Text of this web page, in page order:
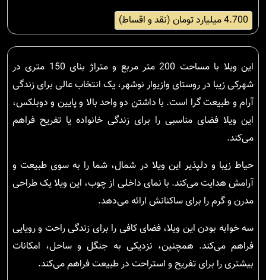
4.700 میلیارد تومان (نقد و اقساط)
این ویلا با مساحت 200 متر مربع و متراژ بنای 150 متری در
شهرکی زیبا در روستای وازیوار نوشهر، یک انتخاب عالی برای زندگی
آرام و طبیعت گرا است. با داشتن دو واحد بالا و پایین و دوبلکس،
این ویلا فضای مناسبی را برای زندگی خانواده یا تفریح فراهم
می‌کند.
حیاط زیبا و دلپذیر این ویلا در شمال، شما را به سوی طبیعت و
آرامش هدایت می‌کند. با نمای داخلی از چوب، این ویلا یک طراحی
مدرن و گرم را برای ساکنانش ارائه می‌دهد.
سه خوابه بودن این ویلا، فضای کافی را برای زندگی راحت و رویایی
فراهم می‌کند. همچنین، نزدیکی به جنگل و ساحل، امکانات
بیشتری را برای تفریح و استراحت در طبیعت فراهم می‌کند.